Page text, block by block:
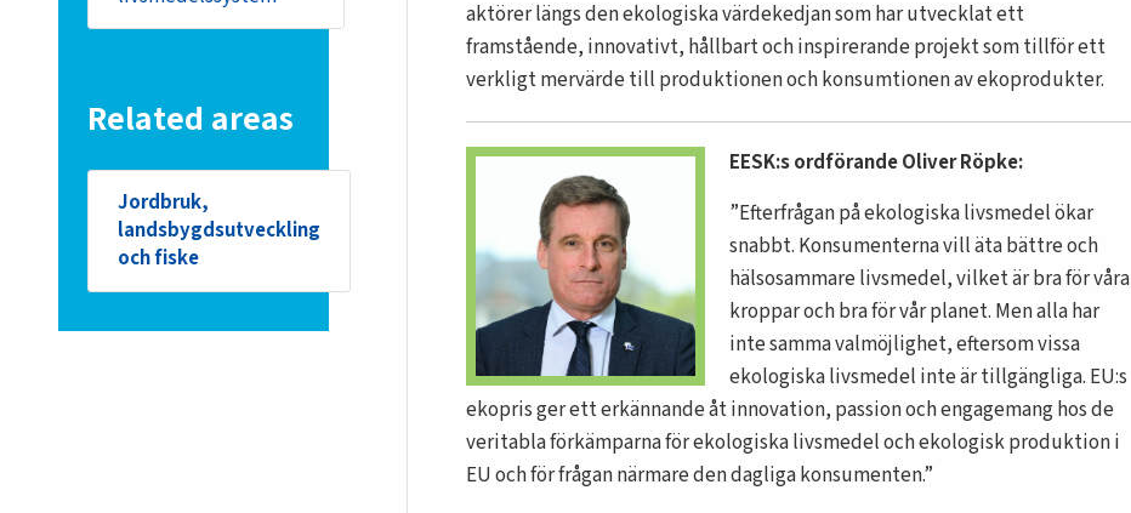
Related areas
Jordbruk,
landsbygdsutveckling
och fiske
aktörer längs den ekologiska värdekedjan som har utvecklat ett
framstående, innovativt, hållbart och inspirerande projekt som tillför ett
verkligt mervärde till produktionen och konsumtionen av ekoprodukter.
EESK:s ordförande Oliver Röpke:
Efterfrågan på ekologiska livsmedel ökar
snabbt. Konsumenterna vill äta bättre och
hälsosammare livsmedel, vilket är bra för våra
kroppar och bra för vår planet. Men alla har
inte samma valmöjlighet, eftersom vissa
ekologiska livsmedel inte är tillgängliga. EU:s
ekopris ger ett erkännande åt innovation, passion och engagemang hos de
veritabla förkämparna för ekologiska livsmedel och ekologisk produktion i
EU och för frågan närmare den dagliga konsumenten.